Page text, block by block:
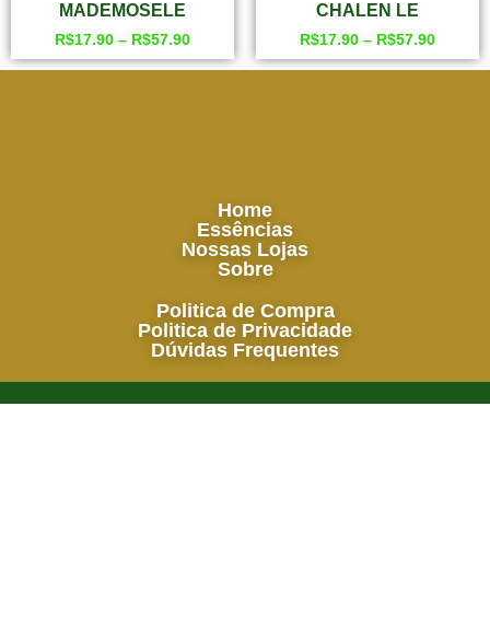
MADEMOSELE
R$17.90 – R$57.90
CHALEN LE
R$17.90 – R$57.90
Home
Essências
Nossas Lojas
Sobre
Politica de Compra
Politica de Privacidade
Dúvidas Frequentes